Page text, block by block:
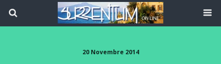
20 Novembre 2014